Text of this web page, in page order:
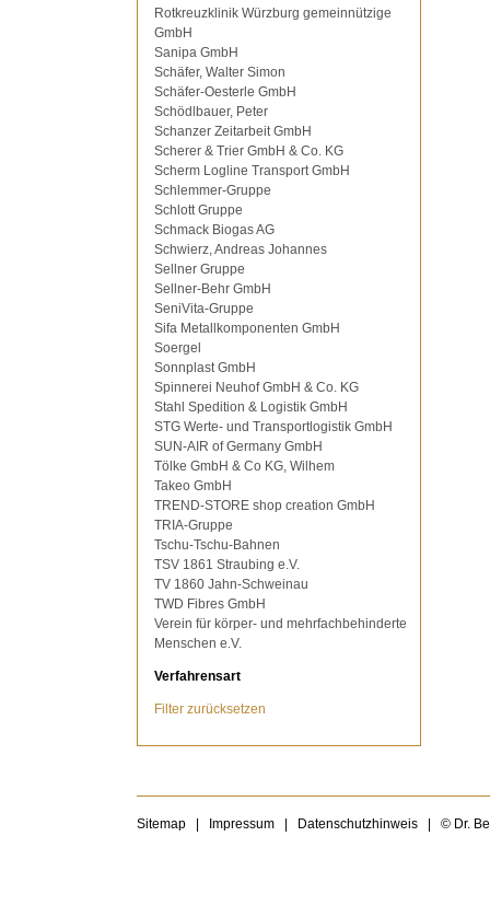
Rotkreuzklinik Würzburg gemeinnützige
GmbH
Sanipa GmbH
Schäfer, Walter Simon
Schäfer-Oesterle GmbH
Schödlbauer, Peter
Schanzer Zeitarbeit GmbH
Scherer & Trier GmbH & Co. KG
Scherm Logline Transport GmbH
Schlemmer-Gruppe
Schlott Gruppe
Schmack Biogas AG
Schwierz, Andreas Johannes
Sellner Gruppe
Sellner-Behr GmbH
SeniVita-Gruppe
Sifa Metallkomponenten GmbH
Soergel
Sonnplast GmbH
Spinnerei Neuhof GmbH & Co. KG
Stahl Spedition & Logistik GmbH
STG Werte- und Transportlogistik GmbH
SUN-AIR of Germany GmbH
Tölke GmbH & Co KG, Wilhem
Takeo GmbH
TREND-STORE shop creation GmbH
TRIA-Gruppe
Tschu-Tschu-Bahnen
TSV 1861 Straubing e.V.
TV 1860 Jahn-Schweinau
TWD Fibres GmbH
Verein für körper- und mehrfachbehinderte
Menschen e.V.
Verfahrensart
Filter zurücksetzen
Sitemap Impressum Datenschutzhinweis © Dr.